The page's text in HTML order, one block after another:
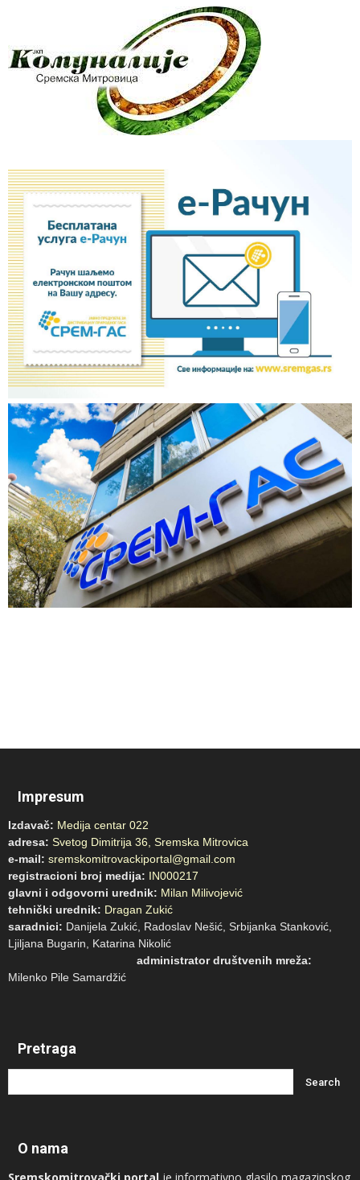
Impresum
Izdavač: Medija centar 022
adresa: Svetog Dimitrija 36, Sremska Mitrovica
e-mail: sremskomitrovackiportal@gmail.com
registracioni broj medija: IN000217
glavni i odgovorni urednik: Milan Milivojević
tehnički urednik: Dragan Zukić
saradnici: Danijela Zukić, Radoslav Nešić, Srbijanka Stanković,
Ljiljana Bugarin, Katarina Nikolić
administrator društvenih mreža:
Milenko Pile Samardžić
Pretraga
O nama